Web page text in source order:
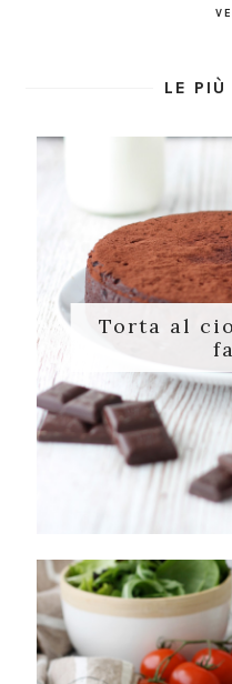
LE PIÙ
Torta al